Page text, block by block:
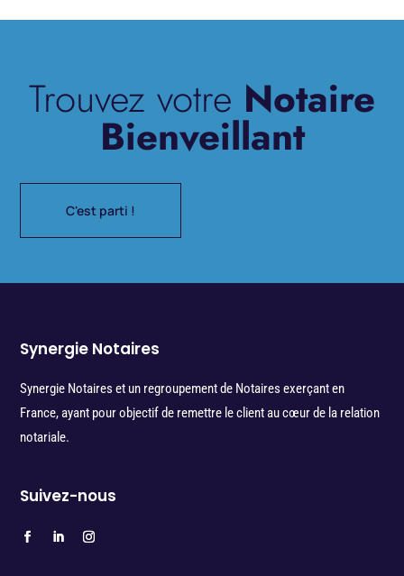
Trouvez votre Notaire
Bienveillant
C'est parti !
Synergie Notaires
Synergie Notaires et un regroupement de Notaires exerçant en
France, ayant pour objectif de remettre le client au cœur de la relation
notariale.
Suivez-nous